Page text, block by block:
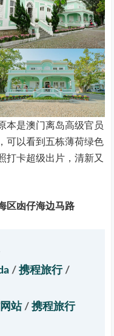
本是澳门离岛高级官员
可以看到五栋薄荷绿色
打卡超级出片，清新又
区凼仔海边马路
/携程旅行 /
站 /携程旅行